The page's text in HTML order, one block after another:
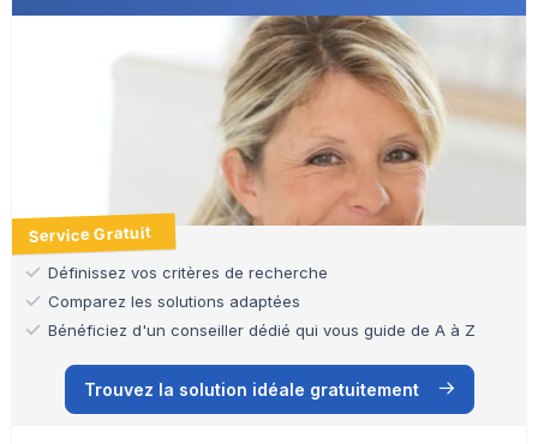
Service Gratuit
Définissez vos critères de recherche
Comparez les solutions adaptées
Bénéficiez d'un conseiller dédié qui vous guide de A à Z
Trouvez la solution idéale gratuitement